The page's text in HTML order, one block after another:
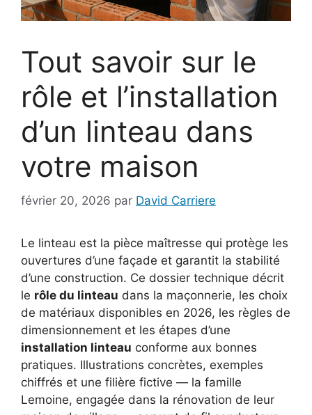
Tout savoir sur le
rôle et l’installation
d’un linteau dans
votre maison
février 20, 2026 par David Carriere
Le linteau est la pièce maîtresse qui protège les
ouvertures d’une façade et garantit la stabilité
d’une construction. Ce dossier technique décrit
le rôle du linteau dans la maçonnerie, les choix
de matériaux disponibles en 2026, les règles de
dimensionnement et les étapes d’une
installation linteau conforme aux bonnes
pratiques. Illustrations concrètes, exemples
chiffrés et une filière fictive — la famille
Lemoine, engagée dans la rénovation de leur